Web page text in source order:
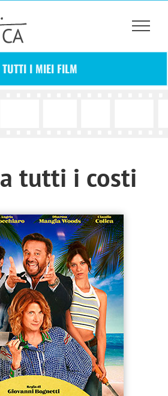
TUTTI I MIEI FILM
a tutti i costi